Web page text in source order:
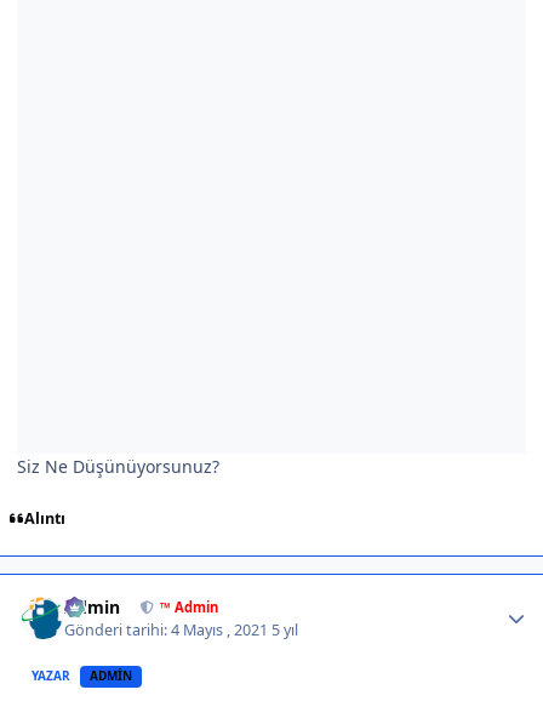
Siz Ne Düşünüyorsunuz?
Alıntı
Admin ™ Admin
Gönderi tarihi:4 Mayıs , 2021 5 yıl
YAZAR ADMIN